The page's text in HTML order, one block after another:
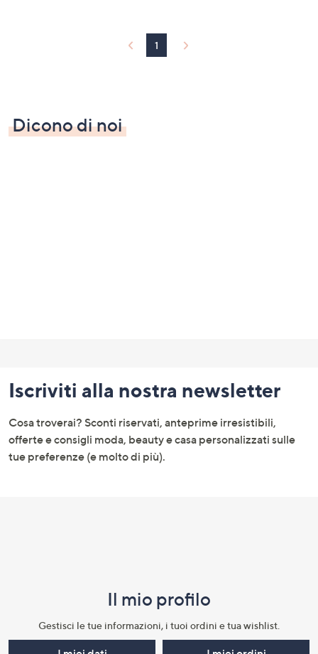
1
Dicono di noi
menu
e
informazioni
Iscriviti alla nostra newsletter
Cosa troverai? Sconti riservati, anteprime irresistibili,
offerte e consigli moda, beauty e casa personalizzati sulle
tue preferenze (e molto di più).
Il mio profilo​
Gestisci le tue informazioni, i tuoi ordini e tua wishlist.​